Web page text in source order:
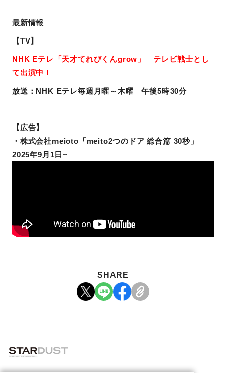
最新情報
【TV】
NHK Eテレ 「天才てれびくんgrow」
テレビ戦士とし
て出演中！
放送：NHK Eテレ毎週月曜～木曜 午後5時30分
【広告】
・株式会社meioto「meito2つのドア 総合篇 30秒」
2025年9月1日~
SHARE